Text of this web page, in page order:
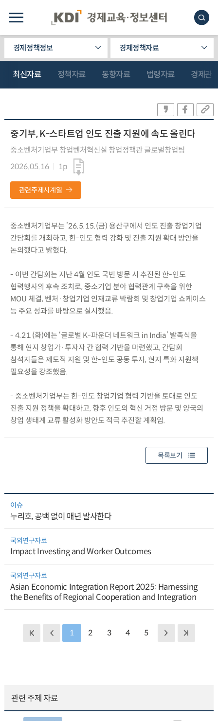
경제정책정보 경제정책자료
최신자료 정책자료 동향자료 법령자료 경제관
중기부, K-스타트업 인도 진출 지원에 속도 올린다
중소벤처기업부 창업벤처혁신실 창업정책관 글로벌창업팀
2026.05.16
1p
관련주제시계열
중소벤처기업부는 ’26.5.15.(금) 용산구에서 인도 진출 창업기업
간담회를 개최하고, 한-인도 협력 강화 및 진출 지원 확대 방안을
논의했다고 밝혔다.
- 이번 간담회는 지난 4월 인도 국빈 방문 시 추진된 한-인도
협력행사의 후속 조치로, 중소기업 분야 협력관계 구축을 위한
MOU 체결, 벤처·창업기업 인재교류 박람회 및 창업기업 쇼케이스
등 주요 성과를 바탕으로 실시했음.
- 4.21.(화)에는 ‘글로벌 K-파운더 네트워크 in India’ 발족식을
통해 현지 창업가·투자자 간 협력 기반을 마련했고, 간담회
참석자들은 제도적 지원 및 한-인도 공동 투자, 현지 특화 지원책
필요성을 강조했음.
- 중소벤처기업부는 한-인도 창업기업 협력 기반을 토대로 인도
진출 지원 정책을 확대하고, 향후 인도의 혁신 거점 방문 및 양국의
창업 생태계 교류 활성화 방안도 적극 추진할 계획임.
목록보기
이슈
누리호, 공백 없이 매년 발사한다
국외연구자료
Impact Investing and Worker Outcomes
국외연구자료
Asian Economic Integration Report 2025: Harnessing
the Benefits of Regional Cooperation and Integration
1 2 3 4 5
관련 주제 자료